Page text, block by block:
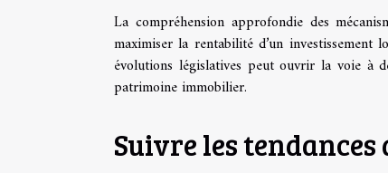
La compréhension approfondie des
maximiser la rentabilité d’un
évolutions législatives peut ouvrir la voie à
patrimoine immobilier.
Suivre les tendances